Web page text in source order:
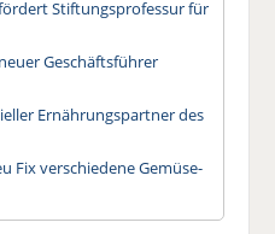
Stiftungsprofessur für
Geschäftsführer
Ernährungspartner des
Fix verschiedene Gemüse-